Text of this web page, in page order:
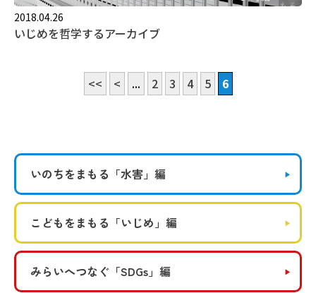
2018.04.26
いじめを哲学するアーカイブ
<< < ... 2 3 4 5 6
いのちをまもる 「水害」編
こどもをまもる 「いじめ」編
みらいへつなぐ 「SDGs」編